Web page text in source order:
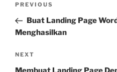
Previous
Post
PREVIOUS
Buat Landing Page
Menghasilkan
Next
Post
NEXT